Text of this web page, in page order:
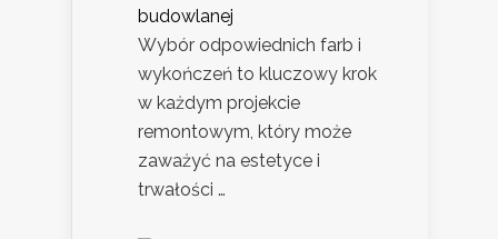
budowlanej
Wybór odpowiednich farb i
wykończeń to kluczowy krok
w każdym projekcie
remontowym, który może
zaważyć na estetyce i
trwałości …